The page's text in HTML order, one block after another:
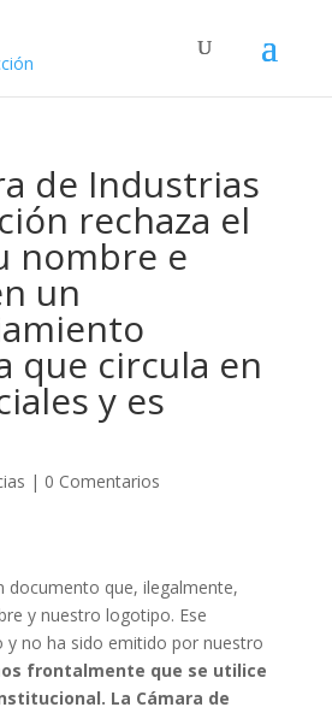
de Industrias
rechaza el
nombre e
un
que circula en
y es
| 0 Comentarios
documento que, ilegalmente,
y nuestro logotipo. Ese
y no ha sido emitido por nuestro
frontalmente que se utilice
La Cámara de